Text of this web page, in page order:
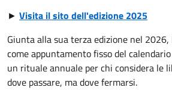
► Visita il sito dell'edizione 2025
Giunta alla sua terza edizione nel
come appuntamento fisso del
un rituale annuale per chi considera le
dove passare, ma dove fermarsi.